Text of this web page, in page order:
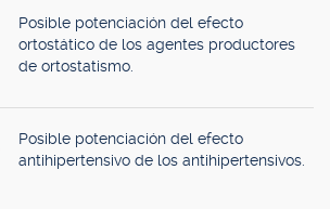
Posible potenciación del efecto
ortostático de los agentes productores
de ortostatismo.
Posible potenciación del efecto
antihipertensivo de los antihipertensivos.